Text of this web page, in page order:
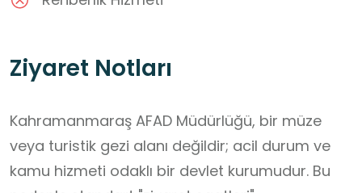
Ziyaret Notları
Kahramanmaraş AFAD Müdürlüğü, bir müze
veya turistik gezi alanı değildir; acil durum ve
kamu hizmeti odaklı bir devlet kurumudur. Bu